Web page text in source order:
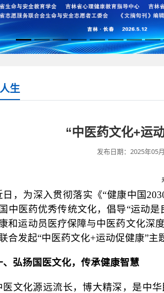
生
“中医药文化+运
发布日期：2025年05
日，为深入贯彻落实《“健康中国
中医药优秀传统文化，倡导“运动
和运动员医疗保障与中医药文化深
合发起“中医药文化+运动促健康”主
、弘扬国医文化，传承健康智慧
医文化源远流长，博大精深，是中